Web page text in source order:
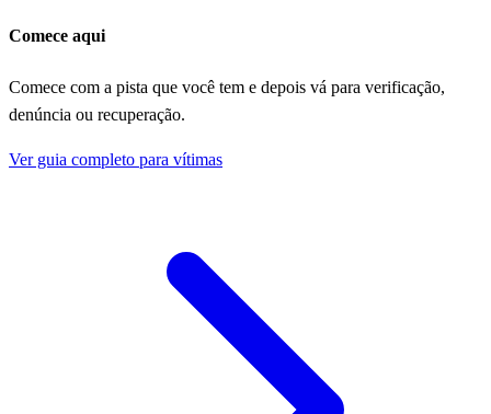
Comece aqui
Comece com a pista que você tem e depois vá para verificação,
denúncia ou recuperação.
Ver guia completo para vítimas